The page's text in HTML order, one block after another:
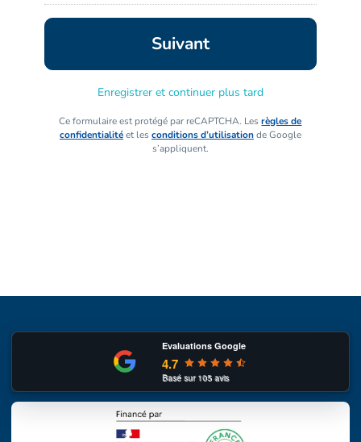
Enregistrer et continuer plus tard
Ce formulaire est protégé par reCAPTCHA. Lesrègles de
confidentialitéet les conditions d’utilisationde Google
s’appliquent.
Evaluations Google
4.7
Basé sur105avis